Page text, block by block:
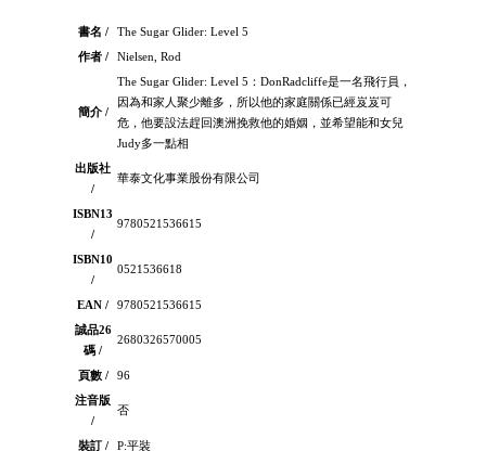
書名 /
The Sugar Glider: Level 5
作者 /
Nielsen, Rod
簡介 /
The Sugar Glider: Level 5：DonRadcliffe是一名飛行員，
因為和家人聚少離多，所以他的家庭關係已經岌岌可
危，他要設法趕回澳洲挽救他的婚姻，並希望能和女兒
Judy多一點相
出版社
/
華泰文化事業股份有限公司
ISBN13
/
9780521536615
ISBN10
/
0521536618
EAN /
9780521536615
誠品26
碼 /
2680326570005
頁數 /
96
注音版
/
否
裝訂 / P:平裝